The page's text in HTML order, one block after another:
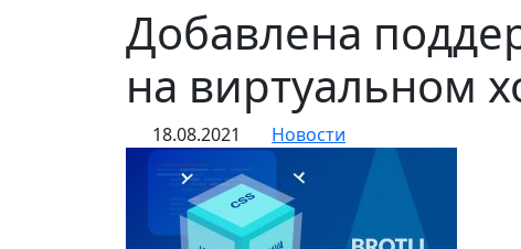
Добавлена
на виртуальном
18.08.2021 Новости